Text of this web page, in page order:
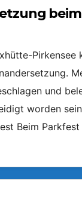
beim
Pirkensee
und
worden
Beim